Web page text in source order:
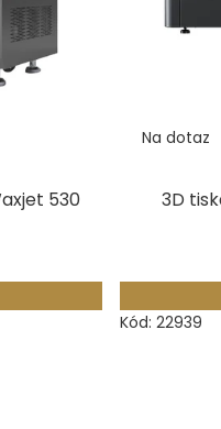
530 3D
Na dotaz
Kód:22939